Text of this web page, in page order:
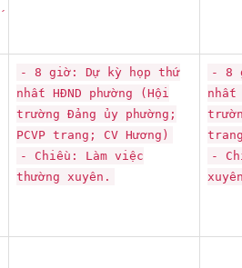
- 8 giờ: Dự kỳ họp thứ
nhất HĐND phường (Hội
trường Đảng ủy phường;
PCVP trang; CV Hương)
- Chiều: Làm việc
thường xuyên.
- 8
nhất
-